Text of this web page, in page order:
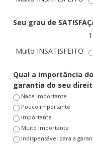
Seu grau de
1
Muito INSATISFEITO
Qual a importância do
garantia do seu
Nada importante
Pouco importante
Importante
Muito importante
Indispensável para a